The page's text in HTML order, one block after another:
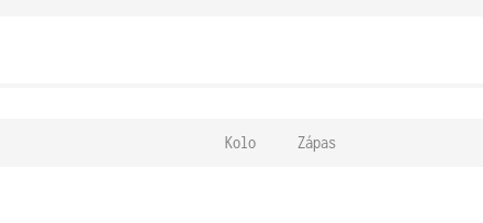
Kolo Zápas